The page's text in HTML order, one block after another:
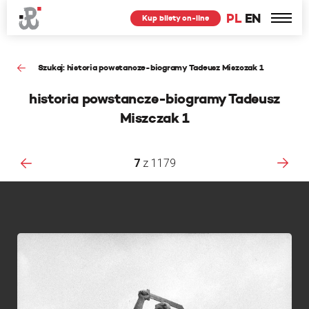
PL EN
Kup bilety on-line
Szukaj: historia powstancze-biogramy Tadeusz Miszczak 1
historia powstancze-biogramy Tadeusz
Miszczak 1
7z 1179